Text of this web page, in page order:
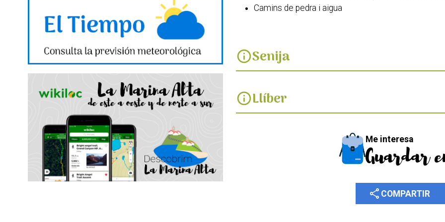
Camins de pedra i aigua
infoSenija
infoLlíber
Me interesa
Guardar
share COMPARTIR